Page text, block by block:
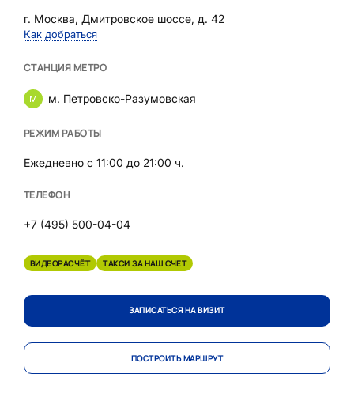
г. Москва, Дмитровское шоссе, д. 42
Как добраться
СТАНЦИЯ МЕТРО
м. Петровско-Разумовская
РЕЖИМ РАБОТЫ
Ежедневно с 11:00 до 21:00 ч.
ТЕЛЕФОН
+7 (495) 500-04-04
ВИДЕОРАСЧЁТ ТАКСИ ЗА НАШ СЧЕТ
ЗАПИСАТЬСЯ НА ВИЗИТ
ПОСТРОИТЬ МАРШРУТ